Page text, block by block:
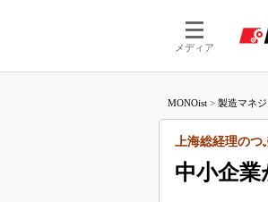
メディア
MONOist > 製造マネジ
中小企
上海総経理のつ